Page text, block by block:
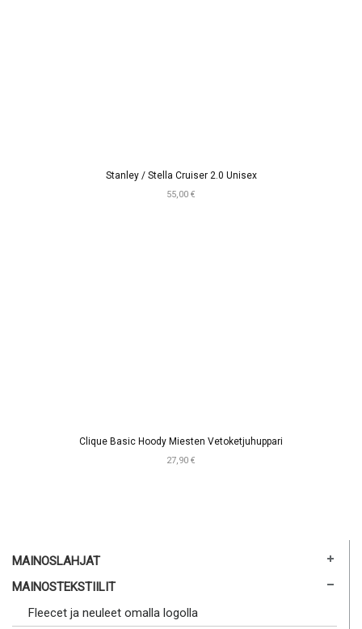
Stanley / Stella Cruiser 2.0 Unisex
55,00 €
Clique Basic Hoody Miesten Vetoketjuhuppari
27,90 €
MAINOSLAHJAT
MAINOSTEKSTIILIT
Fleecet ja neuleet omalla logolla